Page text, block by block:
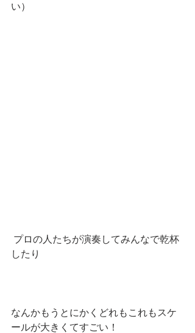
い）
したり
なんかもうとにかくどれもこれもスケ
ールが大きくてすごい！